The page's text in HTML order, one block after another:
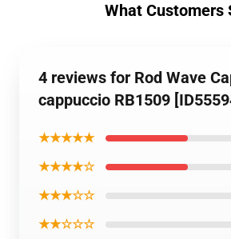
What Customers
4 reviews for Rod Wave
cappuccio RB1509
★★★★★
★★★★☆
★★★☆☆
★★☆☆☆